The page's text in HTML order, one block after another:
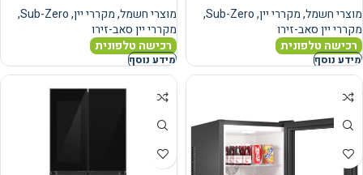
מוצרי חשמל,מקררי יין,
Sub-Zero
,
מקררי יין סאב-זירו
רכישה טלפונית
מידע נוסף
מוצרי חשמל,מקררי יין,
Sub-Zero
,
מקררי יין סאב-זירו
רכישה טלפונית
מידע נוסף